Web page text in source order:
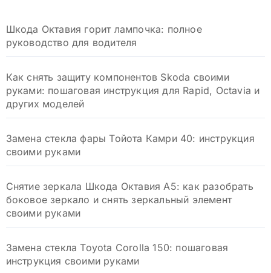
Шкода Октавия горит лампочка: полное
руководство для водителя
Как снять защиту компонентов Skoda своими
руками: пошаговая инструкция для Rapid, Octavia и
других моделей
Замена стекла фары Тойота Камри 40: инструкция
своими руками
Снятие зеркала Шкода Октавия А5: как разобрать
боковое зеркало и снять зеркальный элемент
своими руками
Замена стекла Toyota Corolla 150: пошаговая
инструкция своими руками